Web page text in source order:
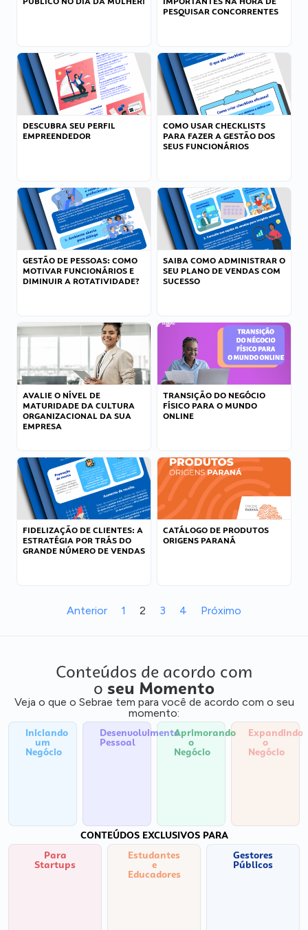
PESQUISAR CONCORRENTES
DESCUBRA SEU PERFIL
EMPREENDEDOR
COMO USAR CHECKLISTS
PARA FAZER A GESTÃO DOS
SEUS FUNCIONÁRIOS
GESTÃO DE PESSOAS: COMO
MOTIVAR FUNCIONÁRIOS E
DIMINUIR A ROTATIVIDADE?
SAIBA COMO ADMINISTRAR O
SEU PLANO DE VENDAS COM
SUCESSO
AVALIE O NÍVEL DE
MATURIDADE DA CULTURA
ORGANIZACIONAL DA SUA
EMPRESA
TRANSIÇÃO DO NEGÓCIO
FÍSICO PARA O MUNDO
ONLINE
FIDELIZAÇÃO DE CLIENTES: A
ESTRATÉGIA POR TRÁS DO
GRANDE NÚMERO DE VENDAS
CATÁLOGO DE PRODUTOS
ORIGENS PARANÁ
Anterior 1 2 3 4 Próximo
Conteúdos de acordo com
o seu Momento
Veja o que o Sebrae tem para você de acordo com o seu
momento:
Iniciando
um
Negócio
Desenvolvimento
Pessoal
Aprimorando
o
Negócio
Expandindo
o
Negócio
CONTEÚDOS EXCLUSIVOS PARA
Para
Startups
Estudantes
e
Educadores
Gestores
Públicos